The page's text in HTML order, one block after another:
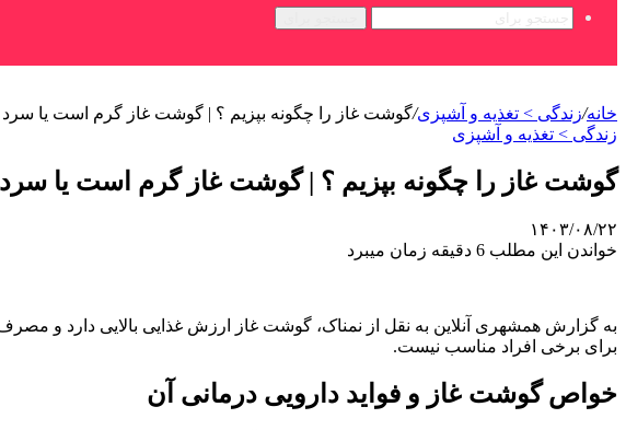
خانه/زندگی > تغذیه و آشپزی/گوشت غاز را چگونه بپزیم ؟ | گوشت غاز گرم است یا
زندگی > تغذیه و آشپزی
گوشت غاز را چگونه بپزیم ؟ | گوشت غاز گرم است یا
۱۴۰۳/۰۸/۲۲
خواندن این مطلب 6 دقیقه زمان میبرد
به گزارش همشهری آنلاین به نقل از نمناک، گوشت غاز ارزش غذایی بالایی دارد و
برای برخی افراد مناسب نیست.
خواص گوشت غاز و فواید دارویی درمانی آن